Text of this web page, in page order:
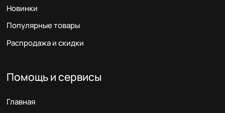
Новинки
Популярные товары
Распродажа и скидки
Помощь и сервисы
Главная